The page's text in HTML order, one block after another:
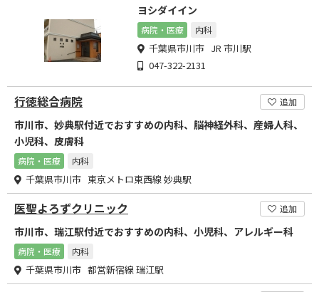
ヨシダイイン
病院・医療 内科
千葉県市川市 JR 市川駅
047-322-2131
行徳総合病院 追加
市川市、妙典駅付近でおすすめの内科、脳神経外科、産婦人科、
小児科、皮膚科
病院・医療 内科
千葉県市川市 東京メトロ東西線 妙典駅
医聖よろずクリニック 追加
市川市、瑞江駅付近でおすすめの内科、小児科、アレルギー科
病院・医療 内科
千葉県市川市 都営新宿線 瑞江駅